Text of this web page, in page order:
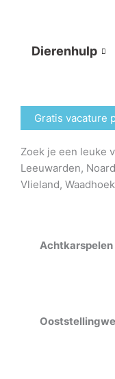
inhoudDierenhulp
Gratis vacature
Zoek je een leuke
Leeuwarden,
Vlieland,
Achtkarspelen